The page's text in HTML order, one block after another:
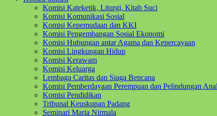
Komisi Kateketik, Liturgi, Kitab Suci
Komisi Komunikasi Sosial
Komisi Kepemudaan dan KKI
Komisi Pengembangan Sosial Ekonomi
Komisi Hubungan antar Agama dan Kepercayaan
Komisi Lingkungan Hidup
Komisi Kerawam
Komisi Keluarga
Lembaga Caritas dan Siaga Bencana
Komisi Pemberdayaan Perempuan dan Pelindungan
Komisi Pendidikan
Tribunal Keuskupan Padang
Seminari Maria Nirmala